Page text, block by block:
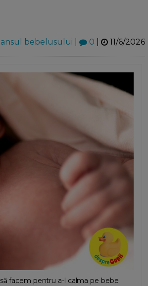
bebelusului 0 11/6/2026
facem pentru a-l calma pe bebe